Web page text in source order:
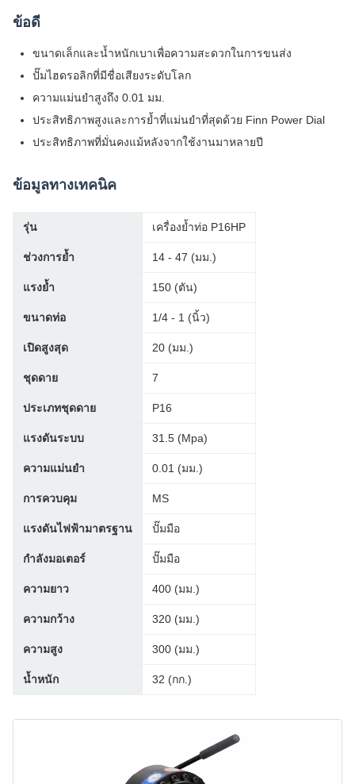
ข้อดี
ขนาดเล็กและน้ำหนักเบาเพื่อความสะดวกในการขนส่ง
ปั๊มไฮดรอลิกที่มีชื่อเสียงระดับโลก
ความแม่นยำสูงถึง 0.01 มม.
ประสิทธิภาพสูงและการย้ำที่แม่นยำที่สุดด้วย Finn Power Dial
ประสิทธิภาพที่มั่นคงแม้หลังจากใช้งานมาหลายปี
ข้อมูลทางเทคนิค
รุ่น เครื่องย้ำท่อ P16HP
ช่วงการย้ำ 14 - 47 (มม.)
แรงย้ำ 150 (ตัน)
ขนาดท่อ 1/4 - 1 (นิ้ว)
เปิดสูงสุด 20 (มม.)
ชุดดาย 7
ประเภทชุดดาย P16
แรงดันระบบ 31.5 (Mpa)
ความแม่นยำ 0.01 (มม.)
การควบคุม MS
แรงดันไฟฟ้ามาตรฐาน ปั๊มมือ
กำลังมอเตอร์ ปั๊มมือ
ความยาว 400 (มม.)
ความกว้าง 320 (มม.)
ความสูง 300 (มม.)
น้ำหนัก 32 (กก.)